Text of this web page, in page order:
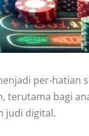
per-hatian
terutama bagi
judi digital.